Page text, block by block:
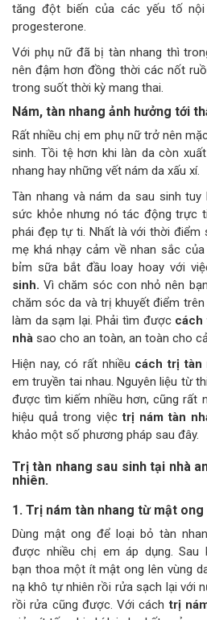
tăng đột biến của các yếu tố
progesterone.
Với phụ nữ đã bị tàn nhang thì
nên đậm hơn đồng thời các nốt
trong suốt thời kỳ mang thai.
Nám, tàn nhang ảnh hưởng tới
Rất nhiều chị em phụ nữ trở nên
sinh. Tồi tệ hơn khi làn da còn
nhang hay những vết nám da xấu xí.
Tàn nhang và nám da sau sinh
sức khỏe nhưng nó tác động trực
phái đẹp tự ti. Nhất là với thời điểm
mẹ khá nhạy cảm về nhan sắc
bỉm sữa bắt đầu loay hoay với
sinh.Vì chăm sóc con nhỏ nên
chăm sóc da và trị khuyết điểm
làm da sạm lại. Phải tìm được cách
nhà sao cho an toàn, an toàn cho
Hiện nay, có rất nhiều cách trị tàn
em truyền tai nhau. Nguyên liệu từ
được tìm kiếm nhiều hơn, cũng rất
hiệu quả trong việctrị nám tàn
khảo một số phương pháp sau đây.
Trị tàn nhang sau sinh tại nhà
nhiên.
1. Trị nám tàn nhang từ mật ong
Dùng mật ong để loại bỏ tàn
được nhiều chị em áp dụng.
bạn thoa một ít mật ong lên vùng
nạ khô tự nhiên rồi rửa sạch lại với
rồi rửa cũng được. Với cáchtrị